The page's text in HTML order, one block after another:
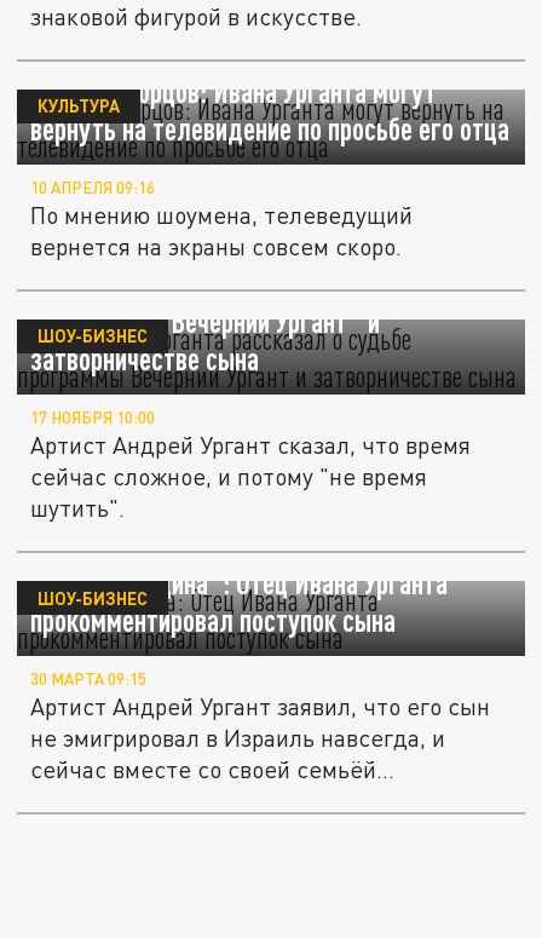
знаковой фигурой в искусстве.
Сергей Дворцов: Ивана Урганта могут
вернуть на телевидение по просьбе его отца
КУЛЬТУРА
10 АПРЕЛЯ 09:16
По мнению шоумена, телеведущий
вернется на экраны совсем скоро.
Отец Ивана Урганта рассказал о судьбе
программы "Вечерний Ургант" и
затворничестве сына
ШОУ-БИЗНЕС
17 НОЯБРЯ 10:00
Артист Андрей Ургант сказал, что время
сейчас сложное, и потому "не время
шутить".
"Это его Родина": Отец Ивана Урганта
прокомментировал поступок сына
ШОУ-БИЗНЕС
30 МАРТА 09:15
Артист Андрей Ургант заявил, что его сын
не эмигрировал в Израиль навсегда, и
сейчас вместе со своей семьёй...